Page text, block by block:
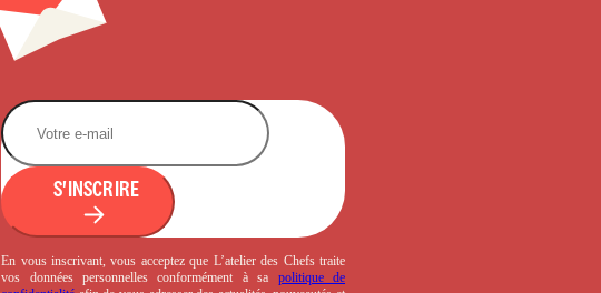
S'INSCRIRE
En vous inscrivant, vous acceptez que L’atelier des Chefs traite
vos données personnelles conformément à sa politique de